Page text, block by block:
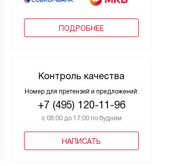
ПОДРОБНЕЕ
Контроль качества
Номер для претензий и предложений:
+7 (495) 120-11-96
с 08:00 до 17:00 по будням
НАПИСАТЬ